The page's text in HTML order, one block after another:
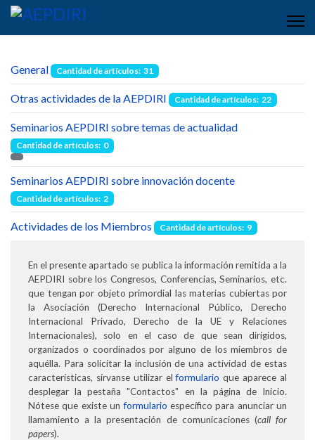
General Cantidad de artículos: 31
Otras actividades de la AEPDIRI Cantidad de artículos: 22
Seminarios AEPDIRI sobre temas de actualidad
Cantidad de artículos: 0
Seminarios AEPDIRI sobre innovación docente
Cantidad de artículos: 2
Actividades de los Miembros Cantidad de artículos: 9
En el presente apartado se publica la información remitida a la
AEPDIRI sobre los Congresos, Conferencias, Seminarios, etc.
que tengan por objeto primordial las materias cubiertas por
la Asociación (Derecho Internacional Público, Derecho
Internacional Privado, Derecho de la UE y Relaciones
Internacionales), solo en el caso de que sean dirigidos,
organizados o coordinados por alguno de los miembros de
aquélla. Para solicitar la inclusión de una actividad de estas
características, sírvanse utilizar elformulario que aparece al
desplegar la pestaña "Contactos" en la página de Inicio.
Nótese que existe unformulario específico para anunciar un
llamamiento a la presentación de comunicaciones (call for
papers).